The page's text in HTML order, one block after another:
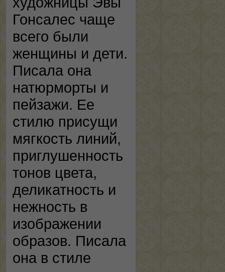
Гонсалес чаще
всего были
женщины и дети.
Писала она
натюрморты и
пейзажи. Ее
стилю присущи
мягкость линий,
приглушенность
тонов цвета,
деликатность и
нежность в
изображении
образов. Писала
она в стиле